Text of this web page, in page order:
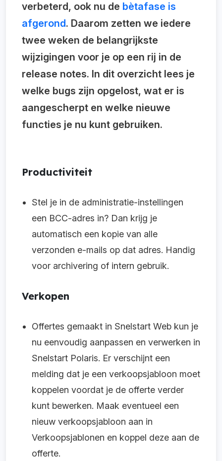
verbeterd, ook nu de bètafase is
afgerond. Daarom zetten we iedere
twee weken de belangrijkste
wijzigingen voor je op een rij in de
release notes. In dit overzicht lees je
welke bugs zijn opgelost, wat er is
aangescherpt en welke nieuwe
functies je nu kunt gebruiken.
Productiviteit
Stel je in de administratie-instellingen
een BCC-adres in? Dan krijg je
automatisch een kopie van alle
verzonden e-mails op dat adres. Handig
voor archivering of intern gebruik.
Verkopen
Offertes gemaakt in Snelstart Web kun je
nu eenvoudig aanpassen en verwerken in
Snelstart Polaris. Er verschijnt een
melding dat je een verkoopsjabloon moet
koppelen voordat je de offerte verder
kunt bewerken. Maak eventueel een
nieuw verkoopsjabloon aan in
Verkoopsjablonen en koppel deze aan de
offerte.